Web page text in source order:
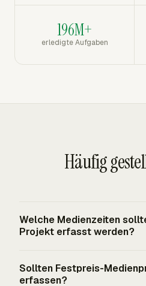
196M+
erledigte Aufgaben
Häufig
Welche Medienzeiten
Projekt erfasst werden?
Kampagneneinrichtung,
Sollten Festpreis-
erfassen?